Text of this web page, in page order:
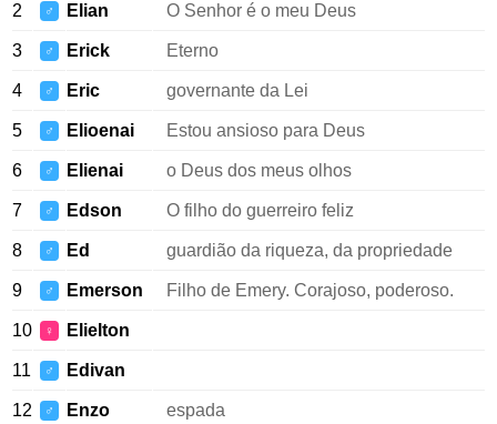
2 ♂ Elian O Senhor é o meu Deus
3 ♂ Erick Eterno
4 ♂ Eric governante da Lei
5 ♂ Elioenai Estou ansioso para Deus
6 ♂ Elienai o Deus dos meus olhos
7 ♂ Edson O filho do guerreiro feliz
8 ♂ Ed guardião da riqueza, da propriedade
9 ♂ Emerson Filho de Emery. Corajoso, poderoso.
10 ♀ Elielton
11 ♂ Edivan
12 ♂ Enzo espada